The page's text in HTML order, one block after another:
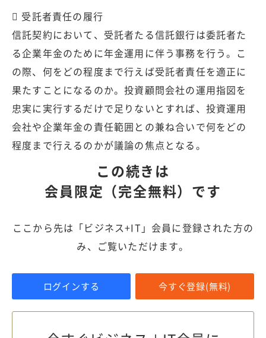
 受託者責任の履行
信託契約において、受託者たる信託銀行は委託者た
る企業年金のために年金運用に伴う事務を行う。こ
の際、何をどの程度まで行えば受託者責任を適正に
果たすことになるのか。投資顧問会社の運用指図を
忠実に実行するだけで足りないとすれば、投資運用
会社や企業年金の責任範囲との兼ね合いで何をどの
程度まで行えるのかが議論の焦点となる。
この続きは
会員限定（完全無料）です
ここから先は「ビジネス+IT」会員に登録された方の
み、ご覧いただけます。
ログインする 今すぐ登録(無料)